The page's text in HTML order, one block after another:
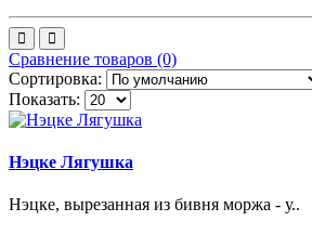
Сравнение товаров (0)
Сортировка:
Показать:
Нэцке Лягушка
Нэцке, вырезанная из бивня моржа - у..